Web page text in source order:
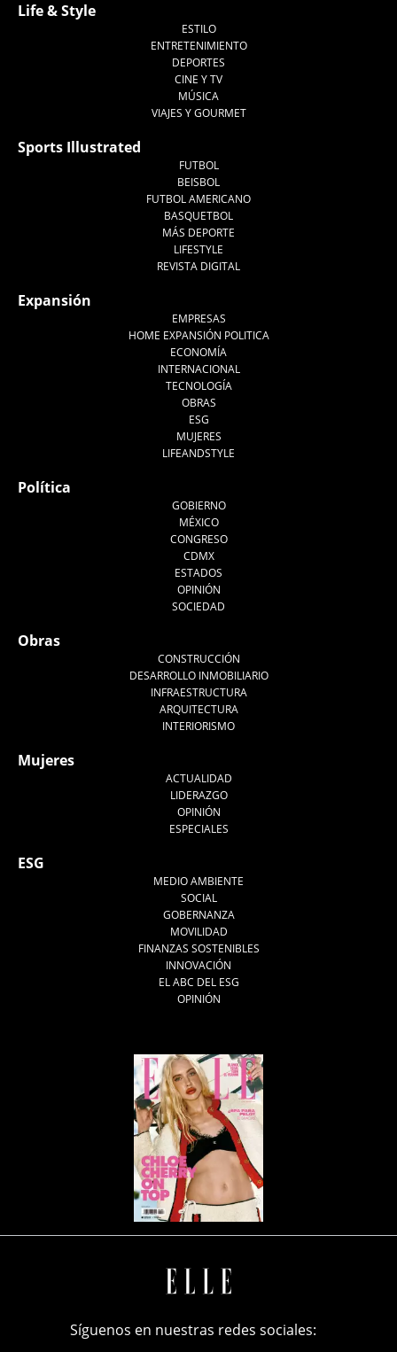
Life & Style
ESTILO
ENTRETENIMIENTO
DEPORTES
CINE Y TV
MÚSICA
VIAJES Y GOURMET
Sports Illustrated
FUTBOL
BEISBOL
FUTBOL AMERICANO
BASQUETBOL
MÁS DEPORTE
LIFESTYLE
REVISTA DIGITAL
Expansión
EMPRESAS
HOME EXPANSIÓN POLITICA
ECONOMÍA
INTERNACIONAL
TECNOLOGÍA
OBRAS
ESG
MUJERES
LIFEANDSTYLE
Política
GOBIERNO
MÉXICO
CONGRESO
CDMX
ESTADOS
OPINIÓN
SOCIEDAD
Obras
CONSTRUCCIÓN
DESARROLLO INMOBILIARIO
INFRAESTRUCTURA
ARQUITECTURA
INTERIORISMO
Mujeres
ACTUALIDAD
LIDERAZGO
OPINIÓN
ESPECIALES
ESG
MEDIO AMBIENTE
SOCIAL
GOBERNANZA
MOVILIDAD
FINANZAS SOSTENIBLES
INNOVACIÓN
EL ABC DEL ESG
OPINIÓN
Síguenos en nuestras redes sociales: